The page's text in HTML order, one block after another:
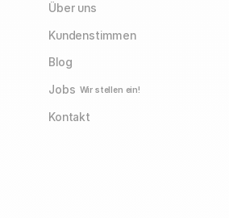
Über uns
Kundenstimmen
Blog
Jobs Wir stellen ein!
Kontakt